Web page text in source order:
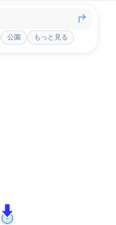
公園 もっと見る